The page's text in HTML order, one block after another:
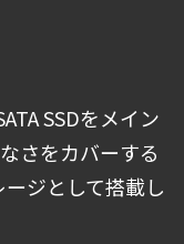
SSDをメイン
さをカバーする
ジとして搭載し